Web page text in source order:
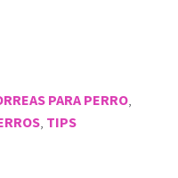
PARA PERRO,
, TIPS